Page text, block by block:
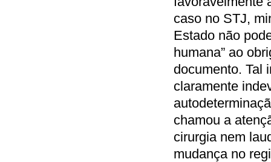
caso no STJ,
Estado não
humana” ao
documento. Tal
claramente
chamou a
cirurgia nem
mudança no